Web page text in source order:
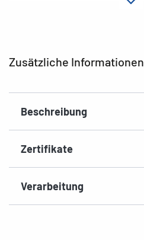
Zusätzliche Informationen
Beschreibung
Zertifikate
Verarbeitung